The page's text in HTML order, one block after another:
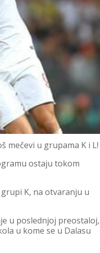
mečevi u grupama K i L!
ostaju tokom
K, na otvaranju u
u poslednjoj preostaloj,
u kome se u Dalasu